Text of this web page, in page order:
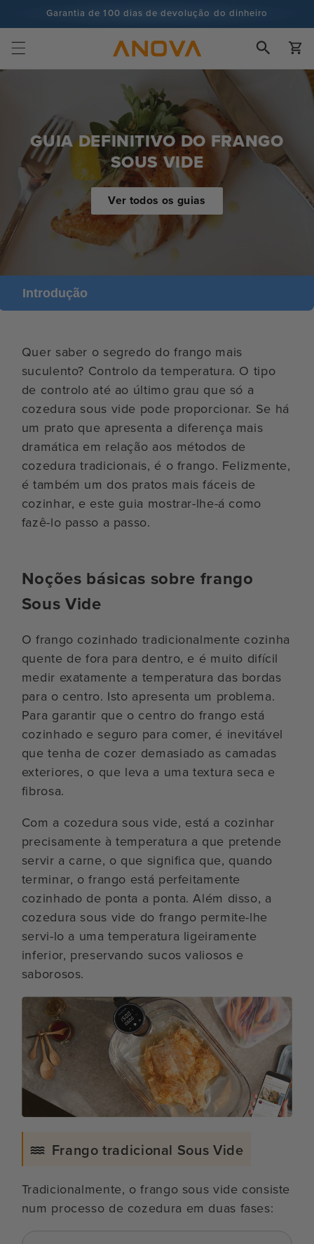
para o
conteúdo
Garantia de 100 dias de devolução do dinheiro
Mais de 100 milhões de cozinheiros e continua a aumentar
GUIA DEFINITIVO DO FRANGO
SOUS VIDE
Ver todos os guias
Introdução
Quer saber o segredo do frango mais
suculento? Controlo da temperatura. O tipo
de controlo até ao último grau que só a
cozedura sous vide pode proporcionar. Se há
um prato que apresenta a diferença mais
dramática em relação aos métodos de
cozedura tradicionais, é o frango. Felizmente,
é também um dos pratos mais fáceis de
cozinhar, e este guia mostrar-lhe-á como
fazê-lo passo a passo.
Noções básicas sobre frango
Sous Vide
O frango cozinhado tradicionalmente cozinha
quente de fora para dentro, e é muito difícil
medir exatamente a temperatura das bordas
para o centro. Isto apresenta um problema.
Para garantir que o centro do frango está
cozinhado e seguro para comer, é inevitável
que tenha de cozer demasiado as camadas
exteriores, o que leva a uma textura seca e
fibrosa.
Com a cozedura sous vide, está a cozinhar
precisamente à temperatura a que pretende
servir a carne, o que significa que, quando
terminar, o frango está perfeitamente
cozinhado de ponta a ponta. Além disso, a
cozedura sous vide do frango permite-lhe
servi-lo a uma temperatura ligeiramente
inferior, preservando sucos valiosos e
saborosos.
Frango tradicional Sous Vide
Tradicionalmente, o frango sous vide consiste
num processo de cozedura em duas fases: